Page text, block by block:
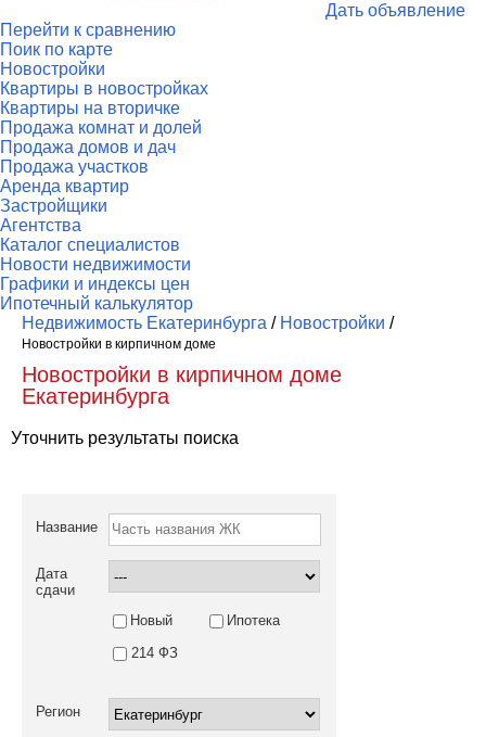
Дать объявление
Перейти к сравнению
Поик по карте
Новостройки
Квартиры в новостройках
Квартиры на вторичке
Продажа комнат и долей
Продажа домов и дач
Продажа участков
Аренда квартир
Застройщики
Агентства
Каталог специалистов
Новости недвижимости
Графики и индексы цен
Ипотечный калькулятор
Недвижимость Екатеринбурга / Новостройки /
Новостройки в кирпичном доме
Новостройки в кирпичном доме
Екатеринбурга
Уточнить результаты поиска
Название
Дата
сдачи
Новый
Ипотека
214 ФЗ
Регион